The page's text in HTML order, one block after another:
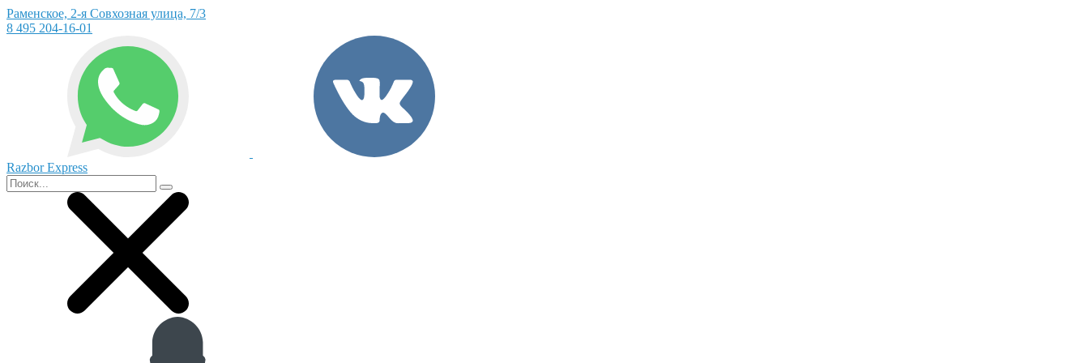
Раменское, 2-я Совхозная улица, 7/3
8 495 204-16-01
Razbor Express